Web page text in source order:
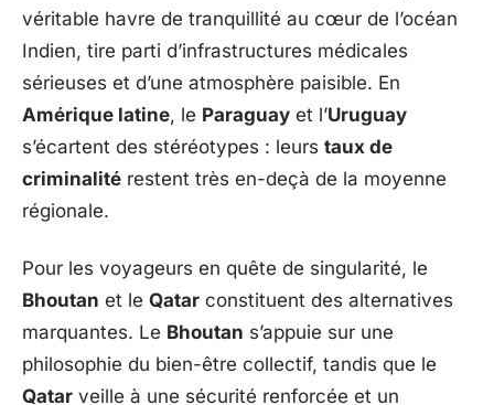
véritable havre de tranquillité au cœur de l’océan
Indien, tire parti d’infrastructures médicales
sérieuses et d’une atmosphère paisible. En
Amérique latine, le Paraguay et l’Uruguay
s’écartent des stéréotypes : leurs taux de
criminalité restent très en-deçà de la moyenne
régionale.
Pour les voyageurs en quête de singularité, le
Bhoutan et le Qatar constituent des alternatives
marquantes. Le Bhoutan s’appuie sur une
philosophie du bien-être collectif, tandis que le
Qatar veille à une sécurité renforcée et un